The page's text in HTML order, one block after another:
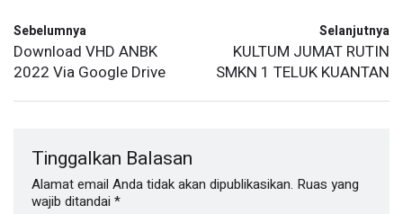
Sebelumnya
Download VHD ANBK
2022 Via Google Drive
Selanjutnya
KULTUM JUMAT RUTIN
SMKN 1 TELUK KUANTAN
Tinggalkan Balasan
Alamat email Anda tidak akan dipublikasikan. Ruas yang
wajib ditandai *